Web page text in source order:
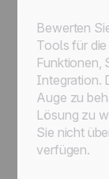
Bewerten
Tools für
Funktionen,
Integration.
Auge zu
Lösung zu
Sie nicht
verfügen.